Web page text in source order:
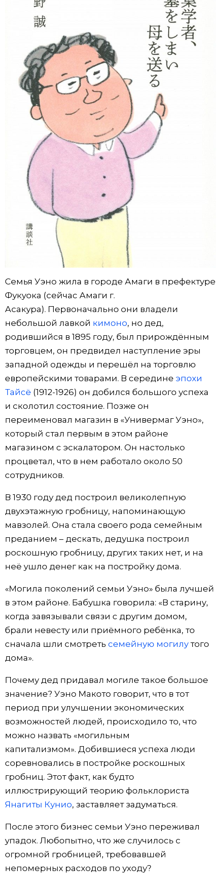
Семья Уэно жила в городе Амаги в префектуре
Фукуока (сейчас Амаги г.
Асакура). Первоначально они владели
небольшой лавкой кимоно, но дед,
родившийся в 1895 году, был прирождённым
торговцем, он предвидел наступление эры
западной одежды и перешёл на торговлю
европейскими товарами. В середине эпохи
Тайсё (1912-1926) он добился большого успеха
и сколотил состояние. Позже он
переименовал магазин в «Универмаг Уэно»,
который стал первым в этом районе
магазином с эскалатором. Он настолько
процветал, что в нем работало около 50
сотрудников.
В 1930 году дед построил великолепную
двухэтажную гробницу, напоминающую
мавзолей. Она стала своего рода семейным
преданием – дескать, дедушка построил
роскошную гробницу, других таких нет, и на
неё ушло денег как на постройку дома.
«Могила поколений семьи Уэно» была лучшей
в этом районе. Бабушка говорила: «В старину,
когда завязывали связи с другим домом,
брали невесту или приёмного ребёнка, то
сначала шли смотреть семейную могилутого
дома».
Почему дед придавал могиле такое большое
значение? Уэно Макото говорит, что в тот
период при улучшении экономических
возможностей людей, происходило то, что
можно назвать «могильным
капитализмом». Добившиеся успеха люди
соревновались в постройке роскошных
гробниц. Этот факт, как будто
иллюстрирующий теорию фольклориста
Янагиты Кунио, заставляет задуматься.
После этого бизнес семьи Уэно переживал
упадок. Любопытно, что же случилось с
огромной гробницей, требовавшей
непомерных расходов по уходу?